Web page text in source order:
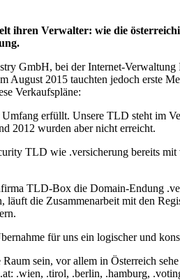
ihren Verwalter: wie die
GmbH, bei der Internet-
2015 tauchten jedoch erste
Verkaufspläne:
erfüllt. Unsere TLD steht im
2012 wurden aber nicht erreicht.
TLD wie .versicherung bereits
TLD-Box die Domain-Endung
die Zusammenarbeit mit den
für uns ein logischer und
sein, vor allem in Österreich
.wien, .tirol, .berlin, .hamburg,